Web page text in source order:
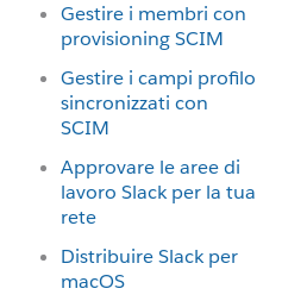
Gestire i membri con
provisioning SCIM
Gestire i campi profilo
sincronizzati con
SCIM
Approvare le aree di
lavoro Slack per la tua
rete
Distribuire Slack per
macOS